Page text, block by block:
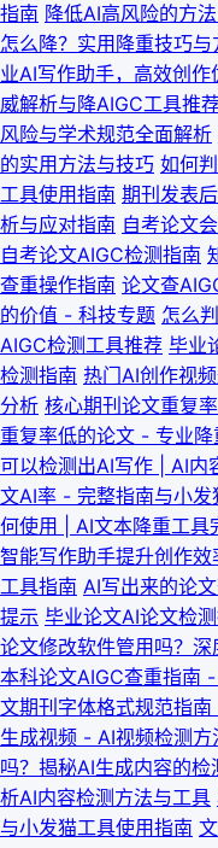
指南 降低AI高风险的方
怎么降？实用降重技巧与
业AI写作助手，高效创作
威解析与降AIGC工具推
风险与学术规范全面解析
的实用方法与技巧 如何
工具使用指南 期刊发表
析与应对指南 自考论文
自考论文AIGC检测指南
查重操作指南 论文查
的价值 - 科技专题 怎么
AIGC检测工具推荐 毕业
检测指南 热门AI创作视
分析 核心期刊论文重复
重复率低的论文 - 专业
可以检测出AI写作 | AI内
文AI率 - 完整指南与小
何使用 | AI文本降重工具
智能写作助手提升创作效
工具指南 AI写出来的论
提示 毕业论文AI论文检
论文修改软件管用吗？
本科论文AIGC查重指南
文期刊字体格式规范指
生成视频 - AI视频检测方
吗？揭秘AI生成内容的检
析AI内容检测方法与工具
与小发猫工具使用指南